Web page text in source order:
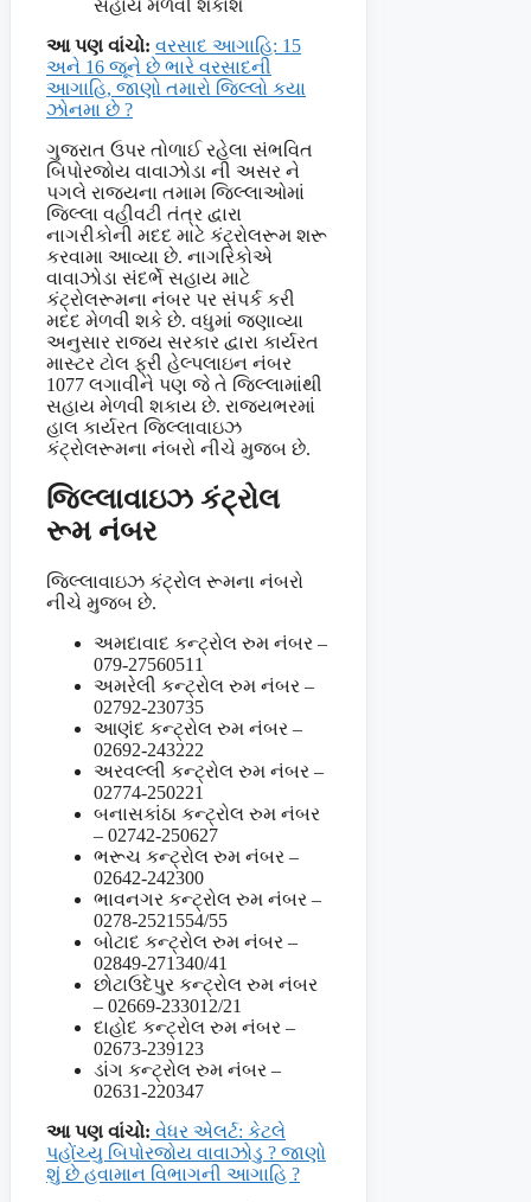
સહાય મેળવી શકાશે
આ પણ વાંચો: વરસાદ આગાહિ: 15
અને 16 જૂને છે ભારે વરસાદની
આગાહિ, જાણો તમારો જિલ્લો કયા
ઝોનમા છે ?
ગુજરાત ઉપર તોળાઈ રહેલા સંભવિત
બિપોરજોય વાવાઝોડા ની અસર ને
પગલે રાજ્યના તમામ જિલ્લાઓમાં
જિલ્લા વહીવટી તંત્ર દ્વારા
નાગરીકોની મદદ માટે કંટ્રોલરૂમ શરૂ
કરવામા આવ્યા છે. નાગરિકોએ
વાવાઝોડા સંદર્ભે સહાય માટે
કંટ્રોલરૂમના નંબર પર સંપર્ક કરી
મદદ મેળવી શકે છે. વધુમાં જણાવ્યા
અનુસાર રાજ્ય સરકાર દ્વારા કાર્યરત
માસ્ટર ટોલ ફ્રી હેલ્પલાઇન નંબર
1077 લગાવીને પણ જે તે જિલ્લામાંથી
સહાય મેળવી શકાય છે. રાજ્યભરમાં
હાલ કાર્યરત જિલ્લાવાઇઝ
કંટ્રોલરૂમના નંબરો નીચે મુજબ છે.
જિલ્લાવાઇઝ કંટ્રોલ
રૂમ નંબર
જિલ્લાવાઇઝ કંટ્રોલ રૂમના નંબરો
નીચે મુજબ છે.
અમદાવાદ કન્ટ્રોલ રુમ નંબર –
079-27560511
અમરેલી કન્ટ્રોલ રુમ નંબર –
02792-230735
આણંદ કન્ટ્રોલ રુમ નંબર –
02692-243222
અરવલ્લી કન્ટ્રોલ રુમ નંબર –
02774-250221
બનાસકાંઠા કન્ટ્રોલ રુમ નંબર
– 02742-250627
ભરૂચ કન્ટ્રોલ રુમ નંબર –
02642-242300
ભાવનગર કન્ટ્રોલ રુમ નંબર –
0278-2521554/55
બોટાદ કન્ટ્રોલ રુમ નંબર –
02849-271340/41
છોટાઉદેપુર કન્ટ્રોલ રુમ નંબર
– 02669-233012/21
દાહોદ કન્ટ્રોલ રુમ નંબર –
02673-239123
ડાંગ કન્ટ્રોલ રુમ નંબર –
02631-220347
આ પણ વાંચો: વેધર એલર્ટ: કેટલે
પહોંચ્યુ બિપોરજોય વાવાઝોડુ ? જાણો
શું છે હવામાન વિભાગની આગાહિ ?